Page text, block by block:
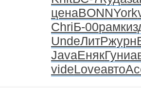
ценаBONNYork
ChriБ-00рамк
UndeЛитРжурн
JavaЕнякГуни
videLoveавто